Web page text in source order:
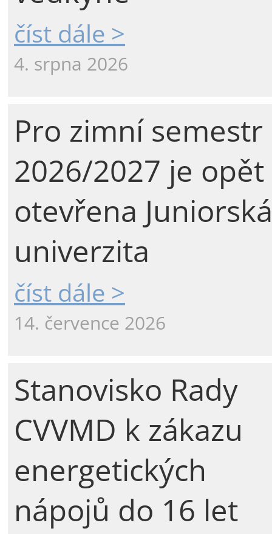
číst dále >
4. srpna 2026
Pro zimní semestr
2026/2027 je opět
otevřena Juniorská
univerzita
číst dále >
14. července 2026
Stanovisko Rady
CVVMD k zákazu
energetických
nápojů do 16 let